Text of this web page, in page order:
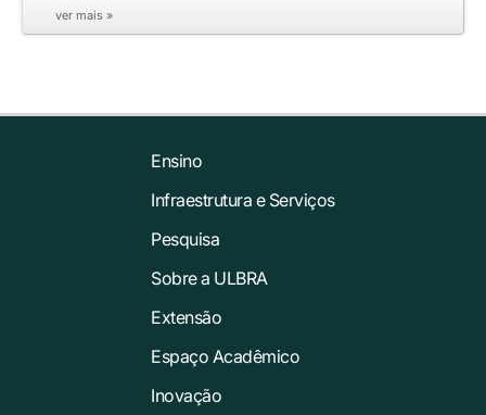
ver mais »
Ensino
Infraestrutura e Serviços
Pesquisa
Sobre a ULBRA
Extensão
Espaço Acadêmico
Inovação